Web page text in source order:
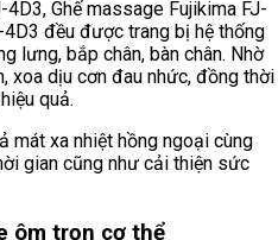
Ghế massage Fujikima FJ-
đều được trang bị hệ thống
lưng, bắp chân, bàn chân. Nhờ
xoa dịu cơn đau nhức, đồng thời
quả.
mát xa nhiệt hồng ngoại cùng
gian cũng như cải thiện sức
ôm trọn cơ thể